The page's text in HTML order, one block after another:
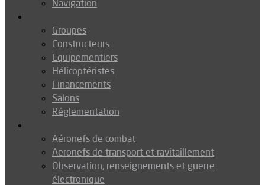
Navigation
Groupes
Constructeurs
Equipementiers
Hélicoptéristes
Financements
Salons
Réglementation
Aéronefs de combat
Aeronefs de transport et ravitaillement
Observation, renseignements et guerre
électronique